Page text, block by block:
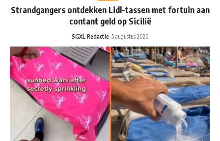
Strandgangers ontdekken Lidl-tassen met fortuin aan
contant geld op Sicilië
SGXL Redactie 5 augustus 2026